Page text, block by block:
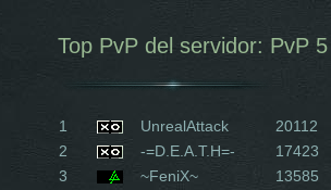
Top PvP del servidor: PvP 5
1 UnrealAttack
20112
2
-=D.E.A.T.H=-
17423
3
~FeniX~
13585